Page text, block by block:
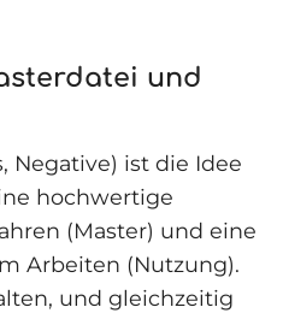
und
Negative) ist die Idee
hochwertige
(Master) und eine
Arbeiten (Nutzung).
und gleichzeitig